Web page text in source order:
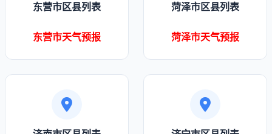
东营市区县列表
东营市天气预报
菏泽市区县列表
菏泽市天气预报